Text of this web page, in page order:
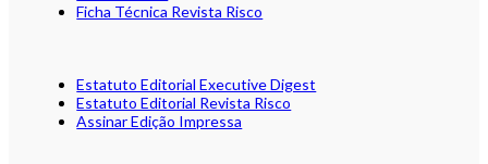
Ficha Técnica Revista Risco
Estatuto Editorial Executive Digest
Estatuto Editorial Revista Risco
Assinar Edição Impressa